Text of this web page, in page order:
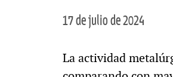
17 de julio de 2024
La actividad